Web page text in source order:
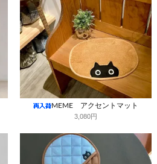
MEME アクセントマット
3,080円